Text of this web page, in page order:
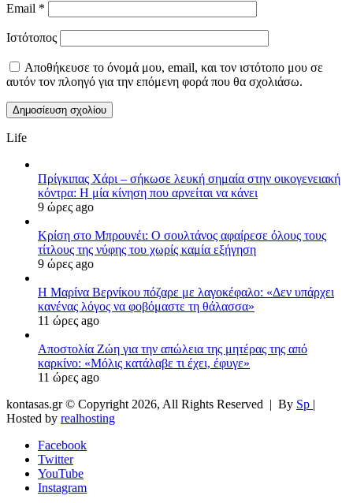
Email *
Ιστότοπος
Αποθήκευσε το όνομά μου, email, και τον ιστότοπο μου σε
αυτόν τον πλοηγό για την επόμενη φορά που θα σχολιάσω.
Life
Πρίγκιπας Χάρι – σήκωσε λευκή σημαία στην οικογενειακή
κόντρα: Η μία κίνηση που αρνείται να κάνει
9 ώρες ago
Κρίση στο Μπρουνέι: Ο σουλτάνος αφαίρεσε όλους τους
τίτλους της νύφης του χωρίς καμία εξήγηση
9 ώρες ago
Η Μαρίνα Βερνίκου πόζαρε με λαγοκέφαλο: «Δεν υπάρχει
κανένας λόγος να φοβόμαστε τη θάλασσα»
11 ώρες ago
Αποστολία Ζώη για την απώλεια της μητέρας της από
καρκίνο: «Μόλις κατάλαβε τι έχει, έφυγε»
11 ώρες ago
kontasas.gr © Copyright 2026, All Rights Reserved | By Sp |
Hosted by realhosting
Facebook
Twitter
YouTube
Instagram